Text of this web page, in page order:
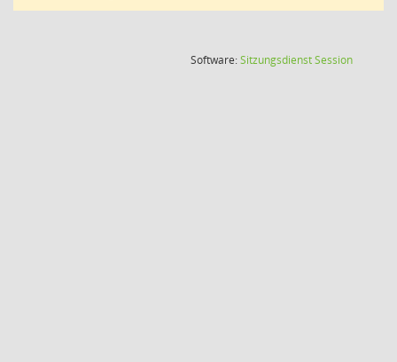
Software:SitzungsdienstSession(Wird in